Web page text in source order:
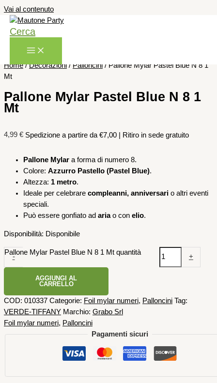
Vai al contenuto
Cerca
Home/Decorazioni / Palloncini / Pallone Mylar Pastel Blue N 8 1
Mt
Pallone Mylar Pastel Blue N 8 1
Mt
4,99 € Spedizione a partire da €7,00 | Ritiro in sede gratuito
Pallone Mylar a forma di numero 8.
Colore: Azzurro Pastello (Pastel Blue).
Altezza: 1 metro.
Ideale per celebrare compleanni, anniversari o altri eventi
speciali.
Può essere gonfiato ad ariao con elio.
Disponibilità: Disponibile
-
Pallone Mylar Pastel Blue N 8 1 Mt quantità
+
AGGIUNGI AL
CARRELLO
COD: 010337 Categorie: Foil mylar numeri, Palloncini Tag:
VERDE-TIFFANY Marchio: Grabo Srl
Foil mylar numeri, Palloncini
Pagamenti sicuri